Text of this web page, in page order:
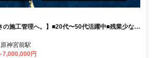
の施工管理へ。】■20代〜50代活躍中■残業少なめ
休暇・有給休暇あり■決算賞与6年連続支給中■週
い金最大50万円支給
神宮前駅
7,000,000円